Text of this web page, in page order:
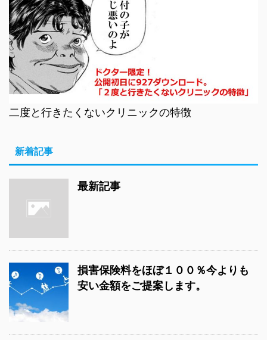
二度と行きたくないクリニックの特徴
新着記事
最新記事
損害保険料をほぼ１００％今よりも
安い金額をご提案します。